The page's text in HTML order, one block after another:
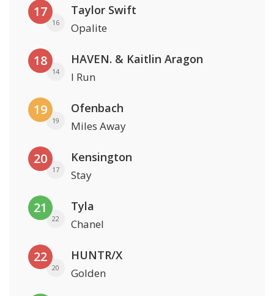
17
16
Taylor Swift
Opalite
18
14
HAVEN. & Kaitlin Aragon
I Run
19
19
Ofenbach
Miles Away
20
17
Kensington
Stay
21
22
Tyla
Chanel
22
20
HUNTR/X
Golden